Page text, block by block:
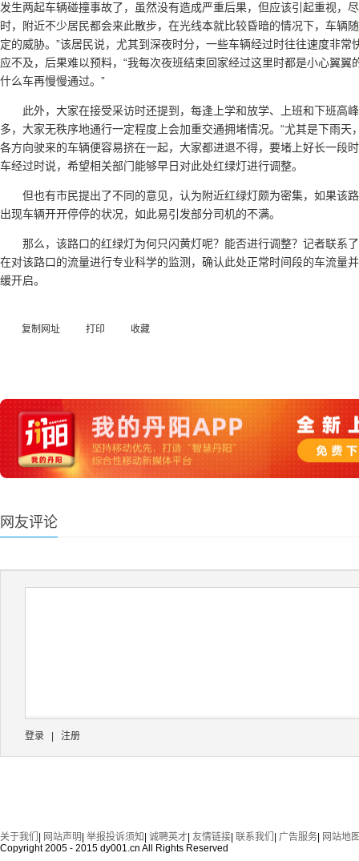
发生两起车辆碰撞事故了，虽然没有造成严重后果，但应该引起重视，
时，附近不少居民都会来此散步，在光线本就比较昏暗的情况下，车辆
定的威胁。”该居民说，尤其到深夜时分，一些车辆经过时往往速度非常
应不及，后果难以预料，“我每次夜班结束回家经过这里时都是小心翼翼
什么车再慢慢通过。”
此外，大家在接受采访时还提到，每逢上学和放学、上班和下班高
多，大家无秩序地通行一定程度上会加重交通拥堵情况。“尤其是下雨天
各方向驶来的车辆便容易挤在一起，大家都进退不得，要堵上好长一段
车经过时说，希望相关部门能够早日对此处红绿灯进行调整。
但也有市民提出了不同的意见，认为附近红绿灯颇为密集，如果该
出现车辆开开停停的状况，如此易引发部分司机的不满。
那么，该路口的红绿灯为何只闪黄灯呢？能否进行调整？记者联系
在对该路口的流量进行专业科学的监测，确认此处正常时间段的车流量
缓开启。
复制网址 打印 收藏
网友评论
登录 注册
关于我们 网站声明 举报投诉须知 诚聘英才 友情链接 联系我们 广告服务 网站地
Copyright 2005 - 2015 dy001.cn All Rights Reserved